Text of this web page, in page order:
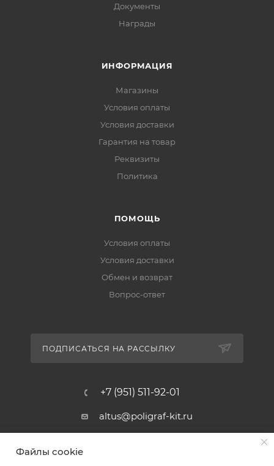
Документы
Награды
ИНФОРМАЦИЯ
Магазины
Условия оплаты
Условия доставки
Гарантия на товар
Реквизиты
Политика
ПОМОЩЬ
Условия оплаты
Условия доставки
Обмен и возврат
Вопрос-ответ
ПОДПИСАТЬСЯ НА РАССЫЛКУ
+7 (951) 511-92-01
altus@poligraf-kit.ru
Ростовская обл, Аксайский р-н,
Файлы cookie